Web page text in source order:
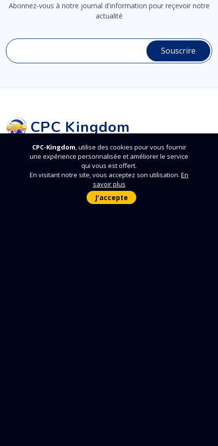
Abonnez-vous à notre journal d'information pour reçevoir notre
actualité
CPC Kingdom
CPC Kingdom, la puissance d'une jeunesse innovante. Nous
sommes une équipe réactive, passionnée et efficace pour
conduire vos projets de digitalisation d’entreprise quelques soit
votre défi. En un mot, nous donnons vie à vos idées.
CPC-Kingdom, utilise des cookies pour vous fournir
une expérience personnalisée et améliorer le service
qui vous est offert.
En visitant notre site, vous acceptez son utilisation. En
savoir plus
J'accepte